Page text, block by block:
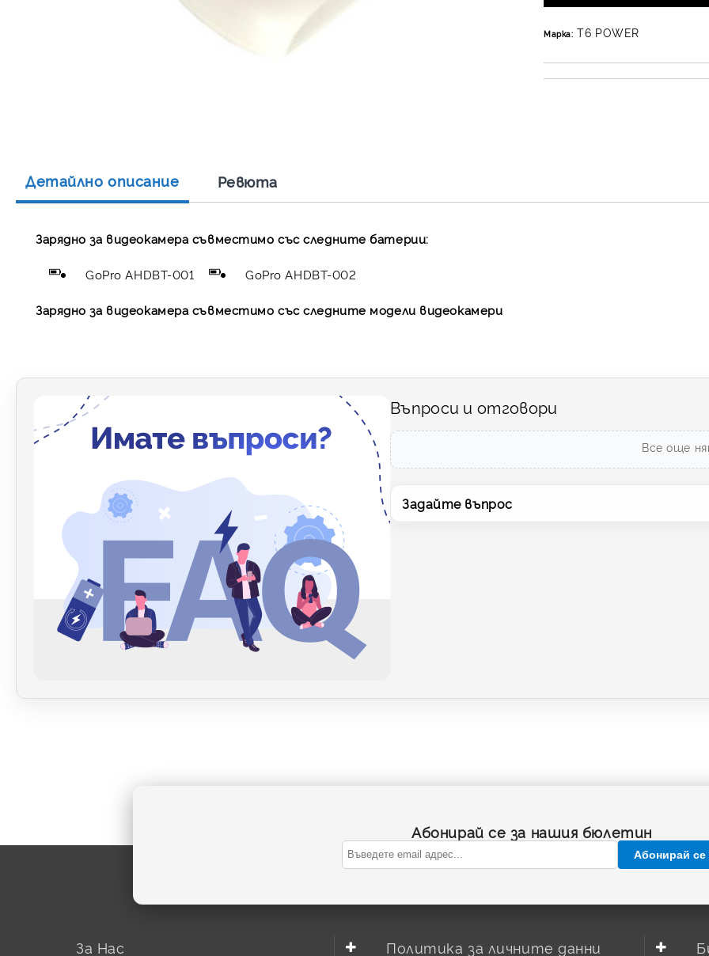
Марка: T6 POWER
Детайлно описание Ревюта
Зарядно за видеокамера съвместимо със следните батерии:
GoPro AHDBT-001 GoPro AHDBT-002
Зарядно за видеокамера съвместимо със следните модели видеокамери
Въпроси и отговори
Все още
Задайте въпрос
Абонирай се за нашия бюлетин
Абонирай се
За Нас Политика за личните данни